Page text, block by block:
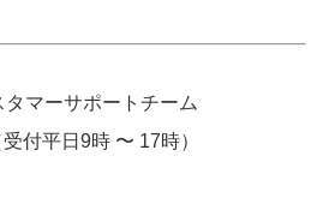
マーサポートチーム
付平日9時 〜 17時）